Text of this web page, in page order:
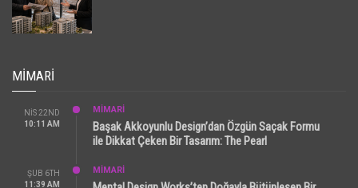
MIMARI
NIS 22ND
10:11 AM
MİMARİ
Başak Akkoyunlu Design’dan Özgün Saçak Formu
ile Dikkat Çeken Bir Tasarım: The Pearl
ŞUB 6TH
11:39 AM
MİMARİ